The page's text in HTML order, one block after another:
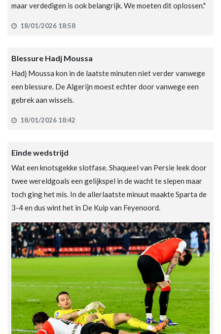
maar verdedigen is ook belangrijk. We moeten dit oplossen."
18/01/2026 18:58
Blessure Hadj Moussa
Hadj Moussa kon in de laatste minuten niet verder vanwege
een blessure. De Algerijn moest echter door vanwege een
gebrek aan wissels.
18/01/2026 18:42
Einde wedstrijd
Wat een knotsgekke slotfase. Shaqueel van Persie leek door
twee wereldgoals een gelijkspel in de wacht te slepen maar
toch ging het mis. In de allerlaatste minuut maakte Sparta de
3-4 en dus wint het in De Kuip van Feyenoord.